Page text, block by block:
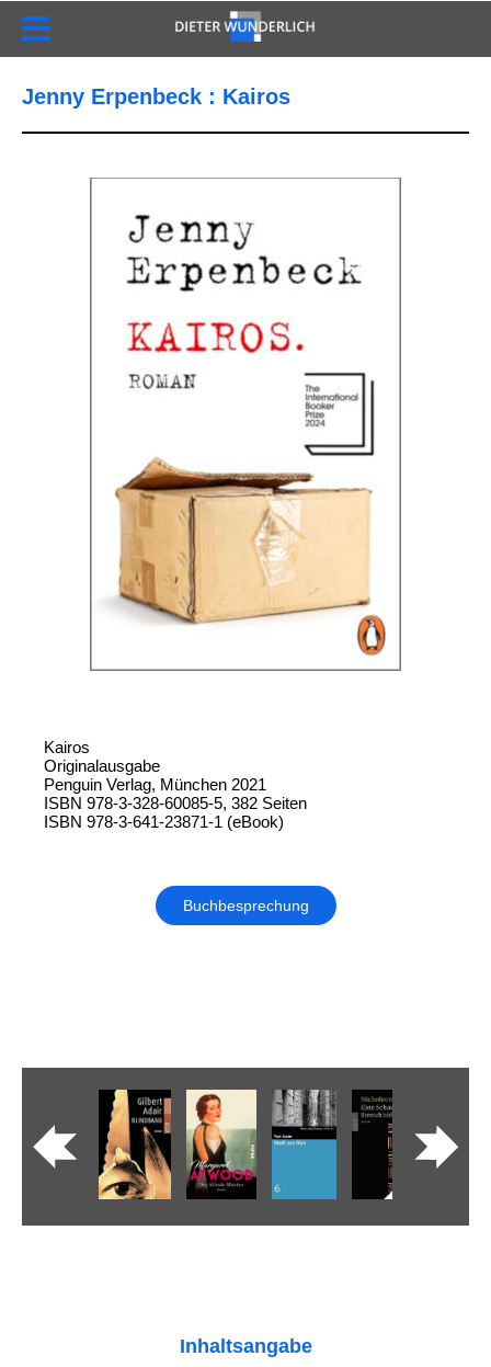
Jenny Erpenbeck : Kairos
Kairos
Originalausgabe
Penguin Verlag, München 2021
ISBN 978-3-328-60085-5, 382 Seiten
ISBN 978-3-641-23871-1 (eBook)
Buchbesprechung
Inhaltsangabe